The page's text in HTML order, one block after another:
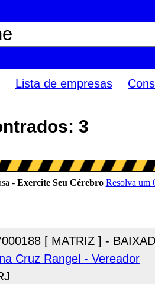
Lista de empresas
3
[ MATRIZ ] -
Cruz Rangel - Vereador